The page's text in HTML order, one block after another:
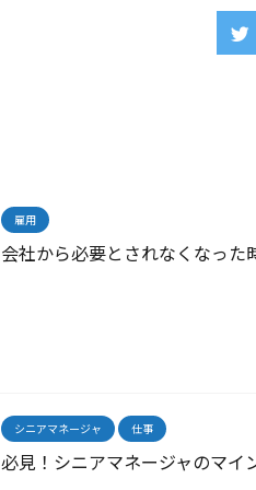
雇用
会社から必要とされなくなった
シニアマネージャ 仕事
必見！シニアマネージャのマイ